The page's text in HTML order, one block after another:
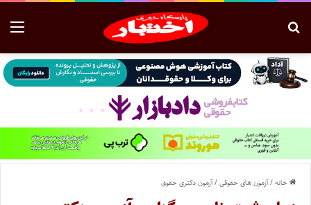
خانه/آزمون های حقوقی/آزمون دکتری حقوق